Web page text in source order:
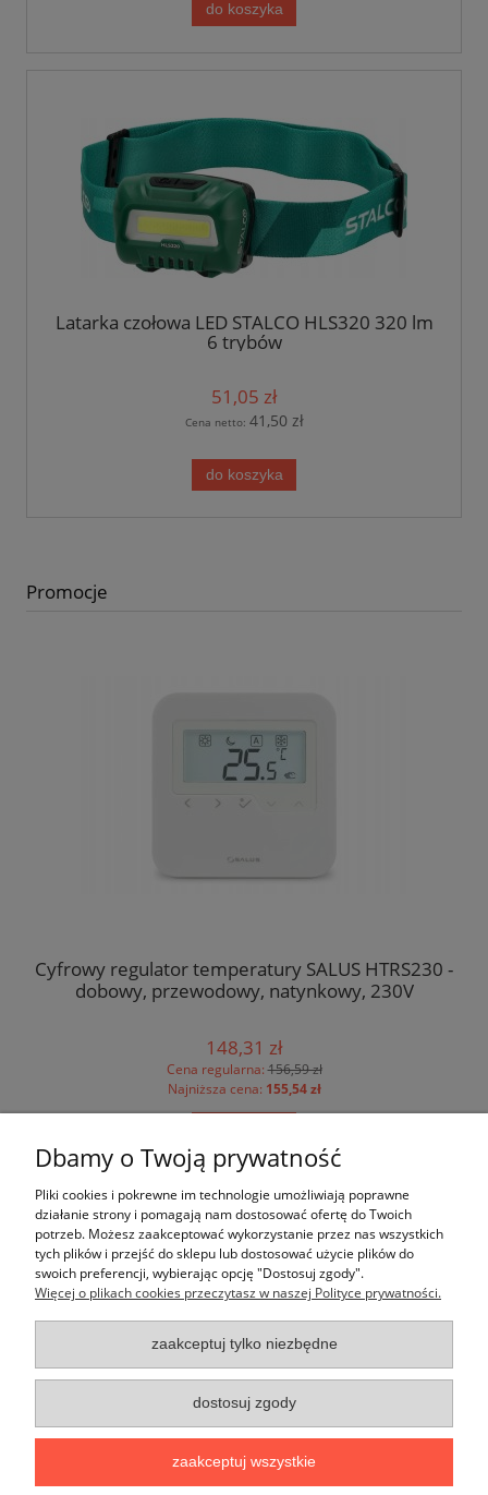
do koszyka
Latarka czołowa LED STALCO HLS320 320 lm
6 trybów
51,05 zł
Cena netto: 41,50 zł
do koszyka
Promocje
Cyfrowy regulator temperatury SALUS HTRS230 -
dobowy, przewodowy, natynkowy, 230V
148,31 zł
Cena regularna:156,59 zł
Najniższa cena: 155,54 zł
Pomoc
Moje konto
Płatności i dostawa
Informacje
O nas
| ul. Krakowska 57 | 32-064 Brzezinka | tel:
60 30,609 815 006,887 806 800| e-mail:kontakt@krakfach.pl|
Dbamy o Twoją prywatność
Pliki cookies i pokrewne im technologie umożliwiają poprawne
działanie strony i pomagają nam dostosować ofertę do Twoich
potrzeb. Możesz zaakceptować wykorzystanie przez nas wszystkich
tych plików i przejść do sklepu lub dostosować użycie plików do
swoich preferencji, wybierając opcję "Dostosuj zgody".
Więcej o plikach cookies przeczytasz w naszej Polityce prywatności.
zaakceptuj tylko niezbędne
dostosuj zgody
zaakceptuj wszystkie